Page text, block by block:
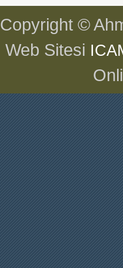
Copyright ©
Web Sitesi